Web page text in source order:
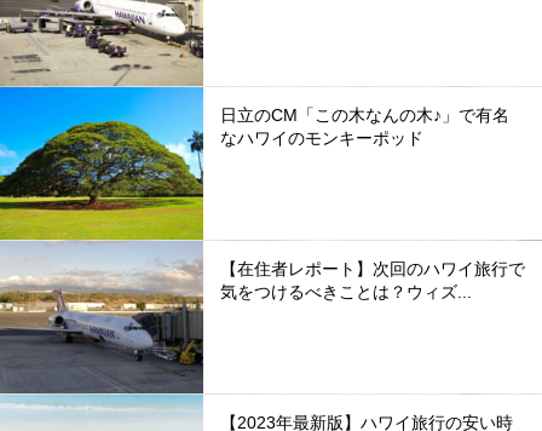
日立のCM「この木なんの木♪」で有名
なハワイのモンキーポッド
【在住者レポート】次回のハワイ旅行で
気をつけるべきことは？ウィズ...
【2023年最新版】ハワイ旅行の安い時